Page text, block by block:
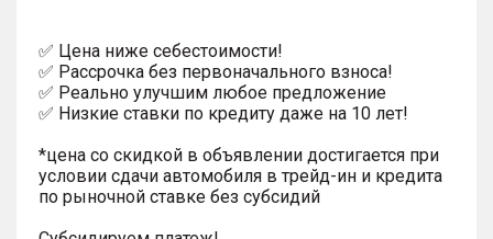
✅ Цена ниже себестоимости!
✅ Рассрочка без первоначального взноса!
✅ Реально улучшим любое предложение
✅ Низкие ставки по кредиту даже на 10 лет!
*цена со скидкой в объявлении достигается при
условии сдачи автомобиля в трейд-ин и кредита
по рыночной ставке без субсидий